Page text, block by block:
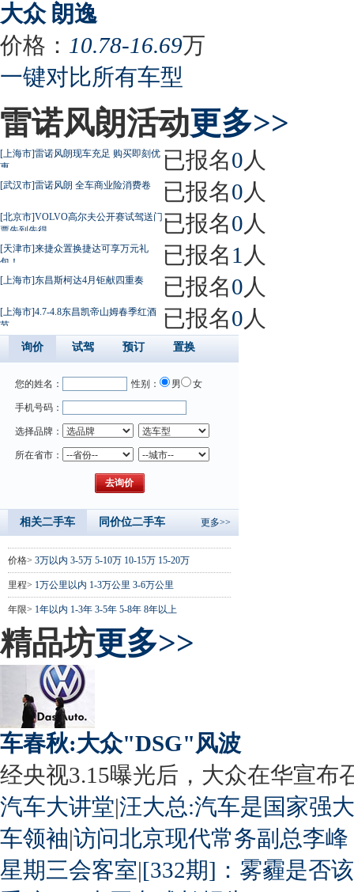
大众 朗逸
价格： 10.78-16.69万
一键对比所有车型
雷诺风朗活动更多>>
[上海市]雷诺风朗现车充足 购买即刻优
惠
已报名0 人
[武汉市]雷诺风朗 全车商业险消费卷 已报名0 人
[北京市]VOLVO高尔夫公开赛试驾送门
票先到先得
已报名0 人
[天津市]来捷众置换捷达可享万元礼
包！
已报名1 人
[上海市]东昌斯柯达4月钜献四重奏 已报名0 人
[上海市]4.7-4.8东昌凯帝山姆春季红酒
节
已报名0 人
询价 试驾 预订 置换
您的姓名： 性别： 男 女
手机号码：
选择品牌：
所在省市：
相关二手车 同价位二手车 更多>>
价格> 3万以内 3-5万 5-10万 10-15万 15-20万
里程> 1万公里以内 1-3万公里 3-6万公里
年限> 1年以内 1-3年 3-5年 5-8年 8年以上
精品坊更多>>
车春秋:大众"DSG"风波
经央视3.15曝光后，大众在华宣布
汽车大讲堂|汪大总:汽车是国家强
车领袖|访问北京现代常务副总李峰
星期三会客室|[332期]：雾霾是否